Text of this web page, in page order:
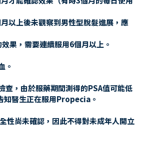
以上後未觀察到男性型脫髮進展，應
果，需要連續服用6個月以上。
。
查，由於服藥期間測得的PSA值可能低
知醫生正在服用Propecia。
性尚未確認，因此不得對未成年人開立